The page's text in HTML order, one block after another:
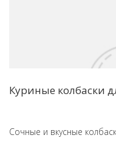
Куриные колбаски
Сочные и вкусные